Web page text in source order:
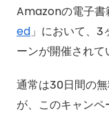
Amazonの電子書
ed 」において、
ーンが開催されて
通常は30日間の
が、このキャンペ